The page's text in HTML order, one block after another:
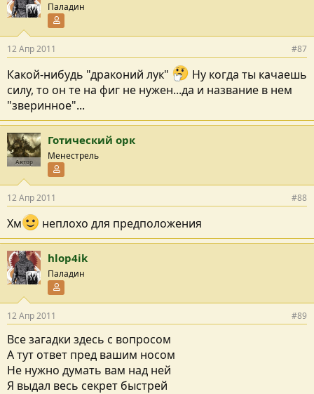
Паладин
12 Апр 2011 #87
Какой-нибудь "драконий лук"
Ну когда ты качаешь
силу, то он те на фиг не нужен...да и название в нем
"зверинное"...
Автор
Готический орк
Менестрель
12 Апр 2011 #88
Хм неплохо для предположения
hlop4ik
Паладин
12 Апр 2011 #89
Все загадки здесь с вопросом
А тут ответ пред вашим носом
Не нужно думать вам над ней
Я выдал весь секрет быстрей